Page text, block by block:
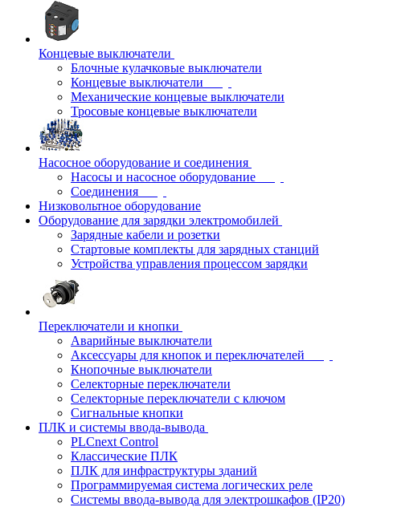
Концевые выключатели
Блочные кулачковые выключатели
Концевые выключатели
Механические концевые выключатели
Тросовые концевые выключатели
Насосное оборудование и соединения
Насосы и насосное оборудование
Соединения
Низковольтное оборудование
Оборудование для зарядки электромобилей
Зарядные кабели и розетки
Стартовые комплекты для зарядных станций
Устройства управления процессом зарядки
Переключатели и кнопки
Аварийные выключатели
Аксессуары для кнопок и переключателей
Кнопочные выключатели
Селекторные переключатели
Селекторные переключатели с ключом
Сигнальные кнопки
ПЛК и системы ввода-вывода
PLCnext Control
Классические ПЛК
ПЛК для инфраструктуры зданий
Программируемая система логических реле
Системы ввода-вывода для электрошкафов (IP20)